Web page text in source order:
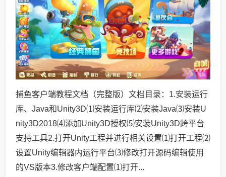
捕鱼客户端教程文档（完整版）文档目录：1.安装运行
库、Java和Unity3D⑴安装运行库⑵安装Java⑶安装U
nity3D2018⑷添加Unity3D授权⑸安装Unity3D跨平台
支持工具2.打开Unity工程并进行相关设置⑴打开工程⑵
设置Unity编辑器内运行平台⑶修改打开源码编辑使用
的VS版本3.修改客户端配置⑴打开...